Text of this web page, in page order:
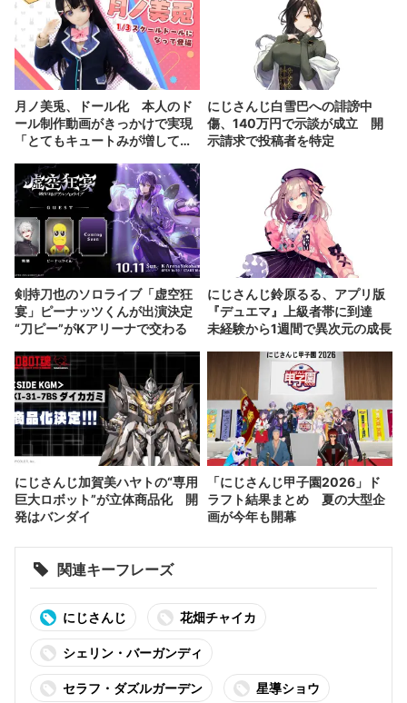
月ノ美兎、ドール化 本人のド
ール制作動画がきっかけで実現
「とてもキュートみが増して
にじさんじ白雪巴への誹謗中
傷、140万円で示談が成立 開
示請求で投稿者を特定
剣持刀也のソロライブ「虚空狂
宴」ピーナッツくんが出演決定
“刀ピー”がKアリーナで交わる
にじさんじ鈴原るる、アプリ版
『デュエマ』上級者帯に到達
未経験から1週間で異次元の成長
にじさんじ加賀美ハヤトの“専用
巨大ロボット”が立体商品化 開
発はバンダイ
「にじさんじ甲子園2026」ド
ラフト結果まとめ 夏の大型企
画が今年も開幕
関連キーフレーズ
にじさんじ 花畑チャイカ
シェリン・バーガンディ
セラフ・ダズルガーデン 星導ショウ